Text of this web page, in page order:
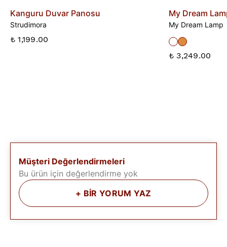
Kanguru Duvar Panosu
Strudimora
₺ 1,199.00
My Dream
My Dream Lamp
₺ 3,249.00
Müşteri Değerlendirmeleri
Bu ürün için değerlendirme yok
+ BİR YORUM YAZ